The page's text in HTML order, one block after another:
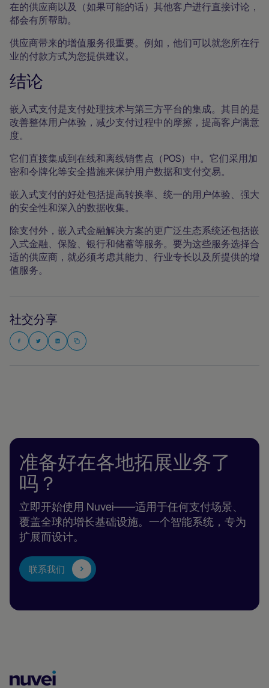
在的供应商以及（如果可能的话）其他客户进行直接讨论，
都会有所帮助。
供应商带来的增值服务很重要。例如，他们可以就您所在行
业的付款方式为您提供建议。
结论
嵌入式支付是支付处理技术与第三方平台的集成。其目的是
改善整体用户体验，减少支付过程中的摩擦，提高客户满意
度。
它们直接集成到在线和离线销售点（POS）中。它们采用加
密和令牌化等安全措施来保护用户数据和支付交易。
嵌入式支付的好处包括提高转换率、统一的用户体验、强大
的安全性和深入的数据收集。
除支付外，嵌入式金融解决方案的更广泛生态系统还包括嵌
入式金融、保险、银行和储蓄等服务。要为这些服务选择合
适的供应商，就必须考虑其能力、行业专长以及所提供的增
值服务。
社交分享
准备好在各地拓展业务了
吗？
立即开始使用 Nuvei——适用于任何支付场景、
覆盖全球的增长基础设施。一个智能系统，专为
扩展而设计。
联系我们